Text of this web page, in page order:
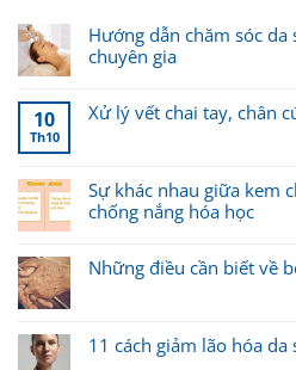
Hướng dẫn chăm sóc
chuyên gia
10
Th10
Xử lý vết chai tay, chân
Sự khác nhau giữa kem
chống nắng hóa học
Những điều cần biết về
11 cách giảm lão hóa da